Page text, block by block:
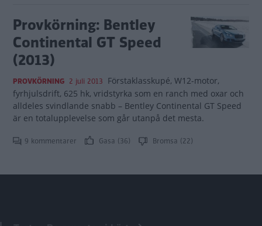
Provkörning: Bentley
Continental GT Speed
(2013)
PROVKÖRNING 2 juli 2013 Förstaklasskupé, W12-motor,
fyrhjulsdrift, 625 hk, vridstyrka som en ranch med oxar och
alldeles svindlande snabb – Bentley Continental GT Speed
är en totalupplevelse som går utanpå det mesta.
9 kommentarer Gasa (36) Bromsa (22)